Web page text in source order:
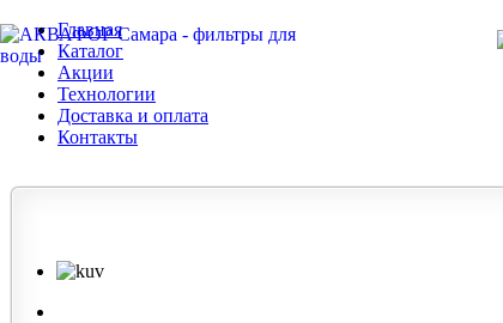
Главная
Каталог
Акции
Технологии
Доставка и оплата
Контакты